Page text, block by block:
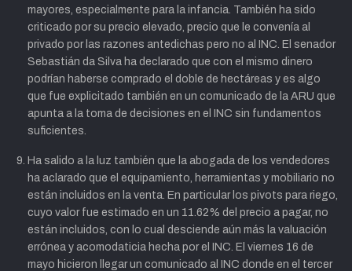
mayores, especialmente para la infancia. También ha sido
criticado por su precio elevado, precio que le convenía al
privado por las razones antedichas pero no al INC. El senador
Sebastián da Silva ha declarado que con el mismo dinero
podrían haberse comprado el doble de hectáreas y es algo
que fue explicitado también en un comunicado de la ARU que
apunta a la toma de decisiones en el INC sin fundamentos
suficientes.
Ha salido a la luz también que la abogada de los vendedores
ha aclarado que el equipamiento, herramientas y mobiliario no
están incluidos en la venta. En particular los pivots para riego,
cuyo valor fue estimado en un 11.62% del precio a pagar, no
están incluidos, con lo cual desciende aún más la valuación
errónea y acomodaticia hecha por el INC. El viernes 16 de
mayo hicieron llegar un comunicado al INC donde en el tercer